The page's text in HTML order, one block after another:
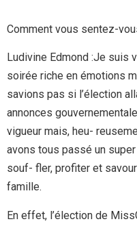
Comment vous sentez-
Ludivine Edmond :Je suis
soirée riche en émotions
savions pas si l’élection
annonces
vigueur mais, heu-
avons tous passé un super
souf- fler, profiter et
famille.
En effet, l’élection de